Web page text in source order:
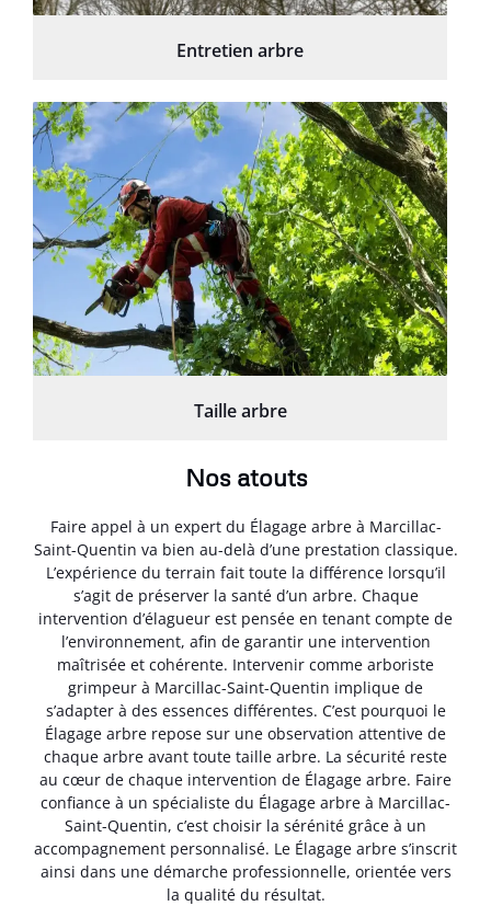
Entretien arbre
Taille arbre
Nos atouts
Faire appel à un expert du Élagage arbre à Marcillac-
Saint-Quentin va bien au-delà d’une prestation classique.
L’expérience du terrain fait toute la différence lorsqu’il
s’agit de préserver la santé d’un arbre. Chaque
intervention d’élagueur est pensée en tenant compte de
l’environnement, afin de garantir une intervention
maîtrisée et cohérente. Intervenir comme arboriste
grimpeur à Marcillac-Saint-Quentin implique de
s’adapter à des essences différentes. C’est pourquoi le
Élagage arbre repose sur une observation attentive de
chaque arbre avant toute taille arbre. La sécurité reste
au cœur de chaque intervention de Élagage arbre. Faire
confiance à un spécialiste du Élagage arbre à Marcillac-
Saint-Quentin, c’est choisir la sérénité grâce à un
accompagnement personnalisé. Le Élagage arbre s’inscrit
ainsi dans une démarche professionnelle, orientée vers
la qualité du résultat.